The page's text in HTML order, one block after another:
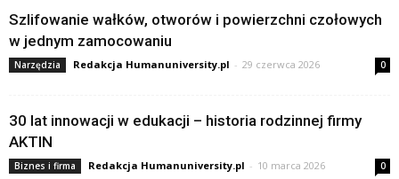
Szlifowanie wałków, otworów i powierzchni czołowych
w jednym zamocowaniu
Narzędzia Redakcja Humanuniversity.pl - 29 czerwca 2026 0
30 lat innowacji w edukacji – historia rodzinnej firmy
AKTIN
Biznes i firma Redakcja Humanuniversity.pl - 10 marca 2026 0